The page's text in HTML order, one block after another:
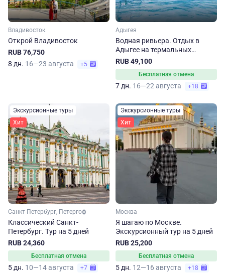
Владивосток
Открой Владивосток
RUB 76,750
8 дн. 16—23 августа +5
Адыгея
Водная ривьера. Отдых в
Адыгее на термальных
источниках
RUB 49,100
Бесплатная отмена
7 дн. 16—22 августа +18
Экскурсионные туры
Хит
Санкт-Петербург, Петергоф
Классический Санкт-
Петербург. Тур на 5 дней
RUB 24,360
Бесплатная отмена
5 дн. 10—14 августа +7
Экскурсионные туры
Хит
Москва
Я шагаю по Москве.
Экскурсионный тур на 5 дней
RUB 25,200
Бесплатная отмена
5 дн. 12—16 августа +18